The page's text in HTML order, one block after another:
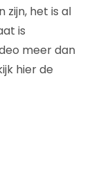
het is al
is
meer dan
hier de